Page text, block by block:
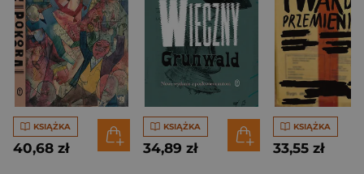
KSIĄŻKA
40,68 zł
KSIĄŻKA
34,89 zł
KSIĄŻKA
33,55 zł